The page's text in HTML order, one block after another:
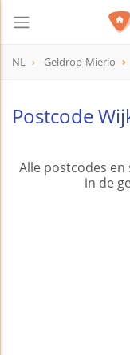
NL Geldrop-Mierlo
Postcode
Alle postcodes
in de